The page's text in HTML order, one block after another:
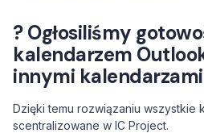
? Ogłosiliśmy
kalendarzem
innymi
Dzięki temu rozwiązaniu wszystkie
scentralizowane w IC Project.